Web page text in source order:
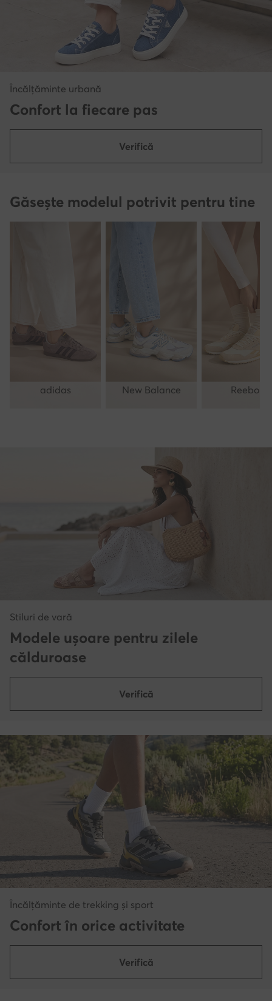
Încălțăminte urbană
Confort la fiecare pas
Verifică
Găsește modelul potrivit pentru tine
adidas New Balance Reebok
Stiluri de vară
Modele ușoare pentru zilele
călduroase
Verifică
Încălțăminte de trekking și sport
Confort în orice activitate
Verifică